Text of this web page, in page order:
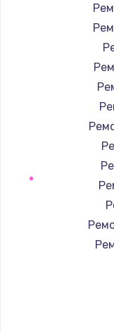
Замена /
Замена